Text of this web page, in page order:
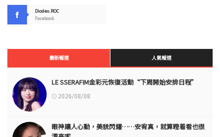
Diodeo.ROC
Facebook
最新報道 人氣報道
LE SSERAFIM金彩元恢復活動“下周開始安排日程”
2026/08/08
眼神讓人心動，美貌閃耀……安宥真，就算瞪着看也很